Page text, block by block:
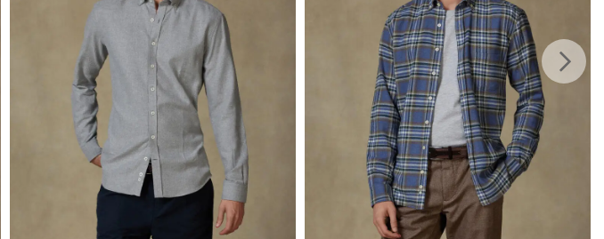
DHL rest van de wereld: vanaf € 35,11